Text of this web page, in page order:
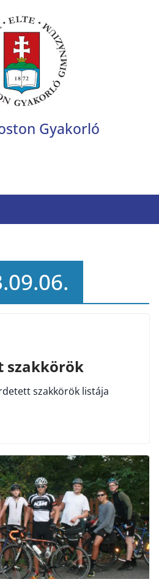
Gyakorló
szakkörök
szakkörök listája